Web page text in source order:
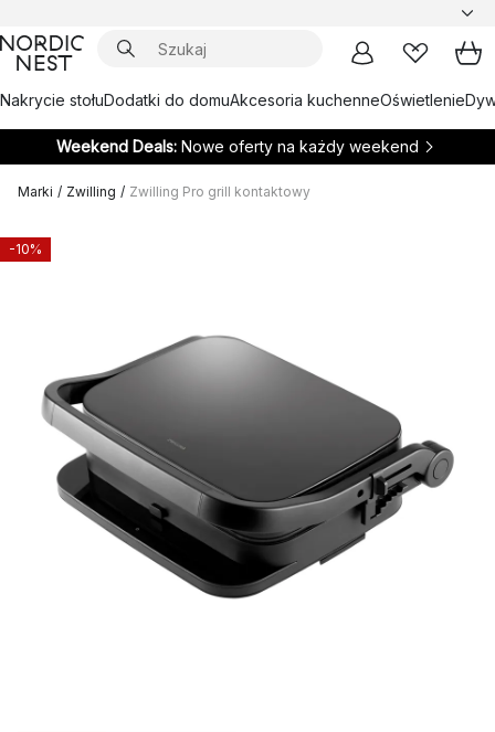
Nakrycie stołuDodatki do domuAkcesoria kuchenneOświetlenie
Weekend Deals: Nowe oferty na każdy weekend
Marki / Zwilling / Zwilling Pro grill kontaktowy
-10%